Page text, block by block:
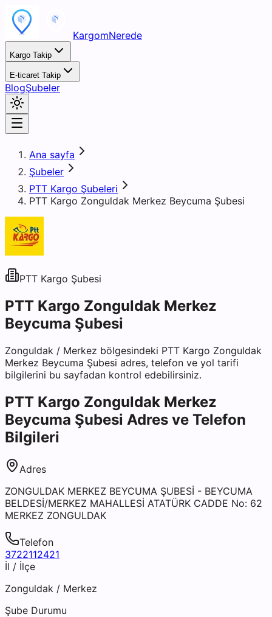
KargomNerede
Kargo Takip
E-ticaret Takip
BlogŞubeler
Ana sayfa
Şubeler
PTT Kargo Şubeleri
PTT Kargo Zonguldak Merkez Beycuma Şubesi
PTT Kargo Şubesi
PTT Kargo Zonguldak Merkez
Beycuma Şubesi
Zonguldak / Merkez bölgesindeki PTT Kargo Zonguldak
Merkez Beycuma Şubesi adres, telefon ve yol tarifi
bilgilerini bu sayfadan kontrol edebilirsiniz.
PTT Kargo Zonguldak Merkez
Beycuma Şubesi Adres ve Telefon
Bilgileri
Adres
ZONGULDAK MERKEZ BEYCUMA ŞUBESİ - BEYCUMA
BELDESİ/MERKEZ MAHALLESİ ATATÜRK CADDE No: 62
MERKEZ ZONGULDAK
Telefon
3722112421
İl / İlçe
Zonguldak / Merkez
Şube Durumu